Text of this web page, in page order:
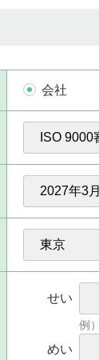
会社
せい
例
めい